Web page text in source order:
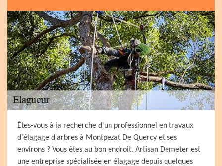
Êtes-vous à la recherche d'un professionnel en travaux
d'élagage d'arbres à Montpezat De Quercy et ses
environs ? Vous êtes au bon endroit. Artisan Demeter est
une entreprise spécialisée en élagage depuis quelques